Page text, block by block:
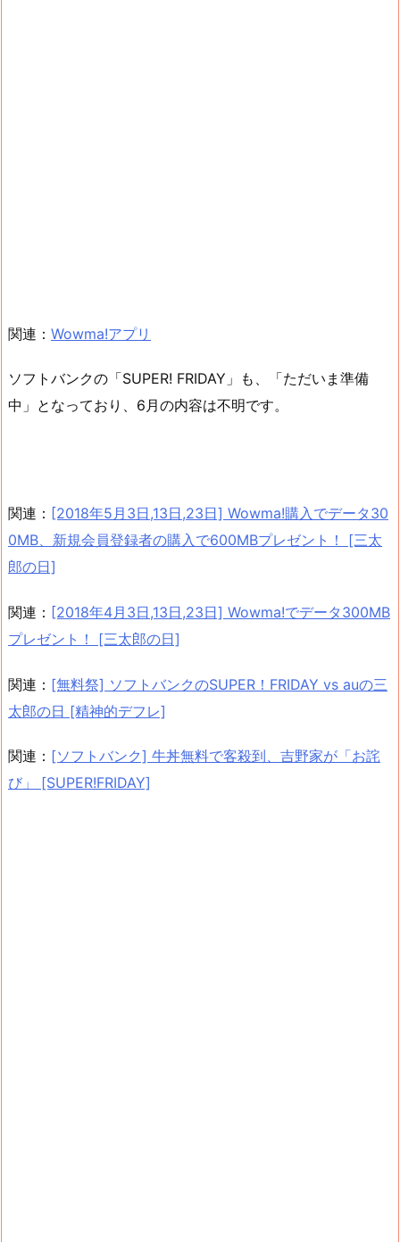
関連： Wowma!アプリ
ソフトバンクの「SUPER! FRIDAY」も、「ただいま準備
中」となっており、6月の内容は不明です。
関連： [2018年5月3日,13日,23日] Wowma!購入でデータ30
0MB、新規会員登録者の購入で600MBプレゼント！ [三太
郎の日]
関連： [2018年4月3日,13日,23日] Wowma!でデータ300MB
プレゼント！ [三太郎の日]
関連： [無料祭] ソフトバンクのSUPER！FRIDAY vs auの三
太郎の日 [精神的デフレ]
関連： [ソフトバンク] 牛丼無料で客殺到、吉野家が「お詫
び」 [SUPER!FRIDAY]